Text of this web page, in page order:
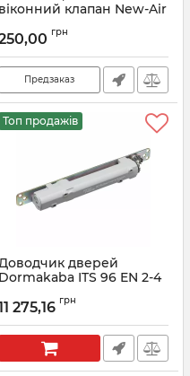
віконний клапан New-Air
грн
Предзаказ
Топ продажів
дверей
Dormakaba ITS 96 EN 2-4
275,16 грн